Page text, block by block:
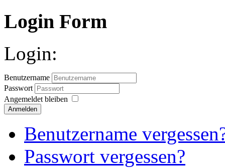
Login Form
Login:
Benutzername
Passwort
Angemeldet bleiben
Anmelden
Benutzername
Passwort vergessen?